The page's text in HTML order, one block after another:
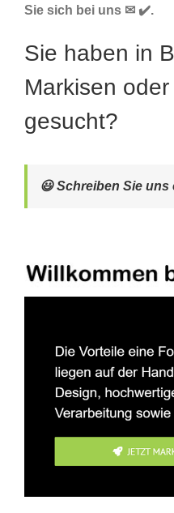
Sie sich bei uns ✉ ✔️.
Sie haben in
Markisen
gesucht?
😃 Schreiben Sie uns